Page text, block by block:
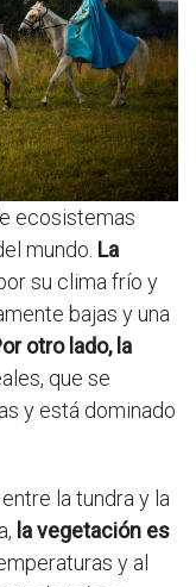
ecosistemas
mundo. La
su clima frío y
bajas y una
otro lado, la
que se
y está dominado
entre la tundra y la
la vegetación es
y al